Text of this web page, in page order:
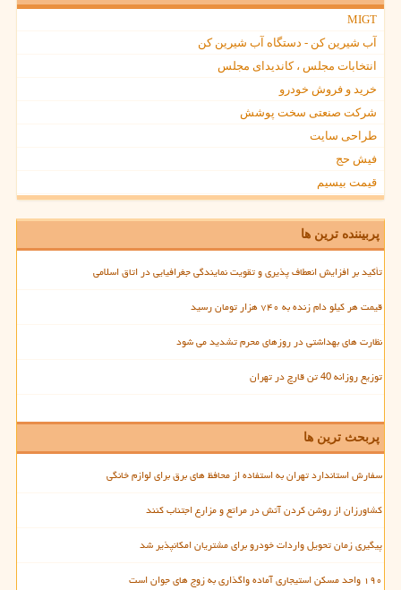
MIGT
آب شیرین کن - دستگاه آب شیرین کن
انتخابات مجلس ، کاندیدای مجلس
خرید و فروش خودرو
شرکت صنعتی سخت پوشش
طراحی سایت
فیش حج
قیمت بیسیم
پربیننده ترین ها
تأکید بر افزایش انعطاف پذیری و تقویت نمایندگی جغرافیایی در اتاق اسلامی
قیمت هر کیلو دام زنده به ۷۴۰ هزار تومان رسید
نظارت های بهداشتی در روزهای محرم تشدید می شود
توزیع روزانه 40 تن قارچ در تهران
پربحث ترین ها
سفارش استاندارد تهران به استفاده از محافظ های برق برای لوازم خانگی
کشاورزان از روشن کردن آتش در مراتع و مزارع اجتناب کنند
پیگیری زمان تحویل واردات خودرو برای مشتریان امکانپذیر شد
۱۹۰ واحد مسکن استیجاری آماده واگذاری به زوج های جوان است